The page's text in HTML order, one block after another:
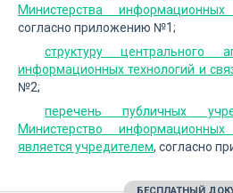
Министерства
согласно приложению №1;
структуру центрального
информационных технологий и
№2;
перечень публичных
Министерство
является учредителем, согласно